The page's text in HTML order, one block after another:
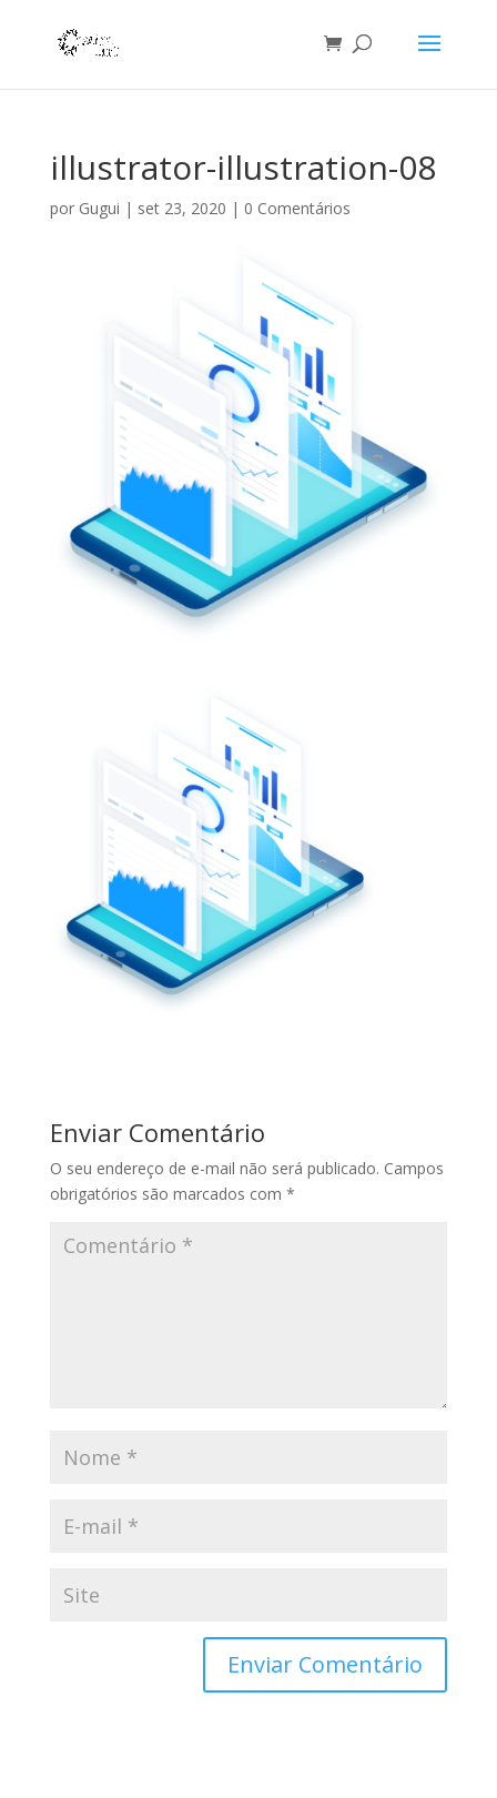
illustrator-illustration-08
por Gugui | set 23, 2020 | 0 Comentários
Enviar Comentário
O seu endereço de e-mail não será publicado. Campos
obrigatórios são marcados com *